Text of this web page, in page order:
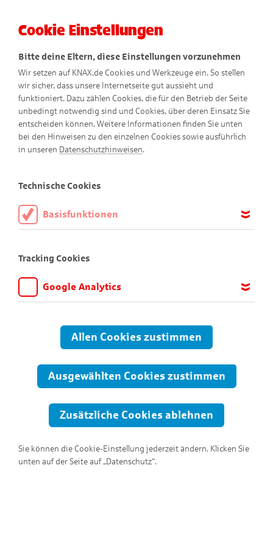
Cookie Einstellungen
Bitte deine Eltern, diese Einstellungen vorzunehmen
Wir setzen auf KNAX.de Cookies und Werkzeuge ein. So stellen
wir sicher, dass unsere Internetseite gut aussieht und
funktioniert. Dazu zählen Cookies, die für den Betrieb der Seite
unbedingt notwendig sind und Cookies, über deren Einsatz Sie
entscheiden können. Weitere Informationen finden Sie unten
bei den Hinweisen zu den einzelnen Cookies sowie ausführlich
in unseren Datenschutzhinweisen.
Technische Cookies
Basisfunktionen
aktiviert sein.
Tracking Cookies
Google Analytics
anpassen und verbessern können. Aus diesem Grund nutzen wir
Google Analytics. Dieses Werkzeug erfasst die Seitenaufrufe zu
Übertragung anonymisiert.
Allen Cookies zustimmen
Ausgewählten Cookies zustimmen
Zusätzliche Cookies ablehnen
Sie können die Cookie-Einstellung jederzeit ändern. Klicken Sie
unten auf der Seite auf „Datenschutz“.